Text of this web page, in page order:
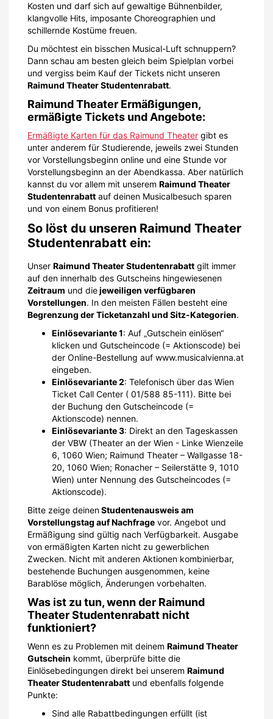
Kosten und darf sich auf gewaltige Bühnenbilder,
klangvolle Hits, imposante Choreographien und
schillernde Kostüme freuen.
Du möchtest ein bisschen Musical-Luft schnuppern?
Dann schau am besten gleich beim Spielplan vorbei
und vergiss beim Kauf der Tickets nicht unseren
Raimund Theater Studentenrabatt.
Raimund Theater Ermäßigungen,
ermäßigte Tickets und Angebote:
Ermäßigte Karten für das Raimund Theater gibt es
unter anderem für Studierende, jeweils zwei Stunden
vor Vorstellungsbeginn online und eine Stunde vor
Vorstellungsbeginn an der Abendkassa. Aber natürlich
kannst du vor allem mit unserem Raimund Theater
Studentenrabatt auf deinen Musicalbesuch sparen
und von einem Bonus profitieren!
So löst du unseren Raimund Theater
Studentenrabatt ein:
Unser Raimund Theater Studentenrabatt gilt immer
auf den innerhalb des Gutscheins hingewiesenen
Zeitraum und diejeweiligen verfügbaren
Vorstellungen. In den meisten Fällen besteht eine
Begrenzung der Ticketanzahl und Sitz-Kategorien.
Einlösevariante 1: Auf „Gutschein einlösen“
klicken und Gutscheincode (= Aktionscode) bei
der Online-Bestellung auf www.musicalvienna.at
eingeben.
Einlösevariante 2: Telefonisch über das Wien
Ticket Call Center ( 01/588 85-111). Bitte bei
der Buchung den Gutscheincode (=
Aktionscode) nennen.
Einlösevariante 3: Direkt an den Tageskassen
der VBW (Theater an der Wien - Linke Wienzeile
6, 1060 Wien; Raimund Theater – Wallgasse 18-
20, 1060 Wien; Ronacher – Seilerstätte 9, 1010
Wien) unter Nennung des Gutscheincodes (=
Aktionscode).
Bitte zeige deinenStudentenausweis am
Vorstellungstag auf Nachfrage vor. Angebot und
Ermäßigung sind gültig nach Verfügbarkeit. Ausgabe
von ermäßigten Karten nicht zu gewerblichen
Zwecken. Nicht mit anderen Aktionen kombinierbar,
bestehende Buchungen ausgenommen, keine
Barablöse möglich, Änderungen vorbehalten.
Was ist zu tun, wenn der Raimund
Theater Studentenrabatt nicht
funktioniert?
Wenn es zu Problemen mit deinem Raimund Theater
Gutschein kommt, überprüfe bitte die
Einlösebedingungen direkt bei unserem Raimund
Theater Studentenrabatt und ebenfalls folgende
Punkte:
Sind alle Rabattbedingungen erfüllt (ist